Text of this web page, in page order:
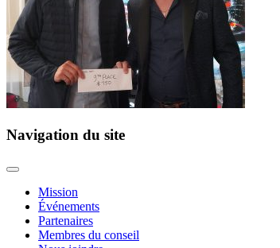
Navigation du site
Mission
Événements
Partenaires
Membres du conseil